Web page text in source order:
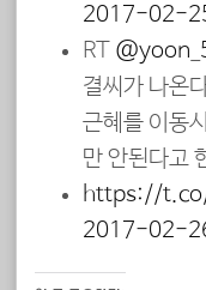
2017-02-
RT
결씨가 나온
근혜를 이동
만 안된다고
https://
2017-02-